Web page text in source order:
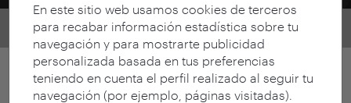
En este sitio web usamos cookies de terceros
para recabar información estadística sobre tu
navegación y para mostrarte publicidad
personalizada basada en tus preferencias
teniendo en cuenta el perfil realizado al seguir tu
navegación (por ejemplo, páginas visitadas).
Home Programme
Todos los eventos